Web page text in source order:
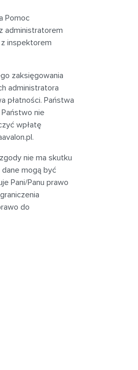
Pomoc
administratorem
inspektorem
zaksięgowania
administratora
płatności. Państwa
nie
wpłatę
.
nie ma skutku
mogą być
Pani/Panu prawo
do